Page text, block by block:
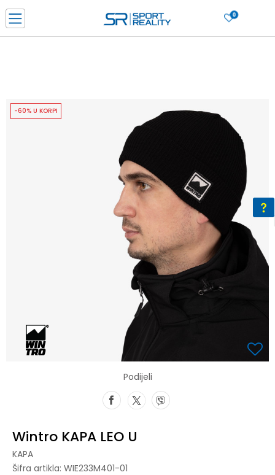
0
CLICK & COLLECT Platite karticom online i preuzmite u prodavnici po vašem
izboru
SAZNAJTE VIŠE
-60% U KORPI
Podijeli
Wintro KAPA LEO U
KAPA
Šifra artikla: WIE233M401-01